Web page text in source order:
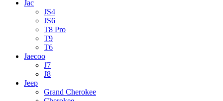
Jac
JS4
JS6
T8 Pro
T9
T6
Jaecoo
J7
J8
Jeep
Grand Cherokee